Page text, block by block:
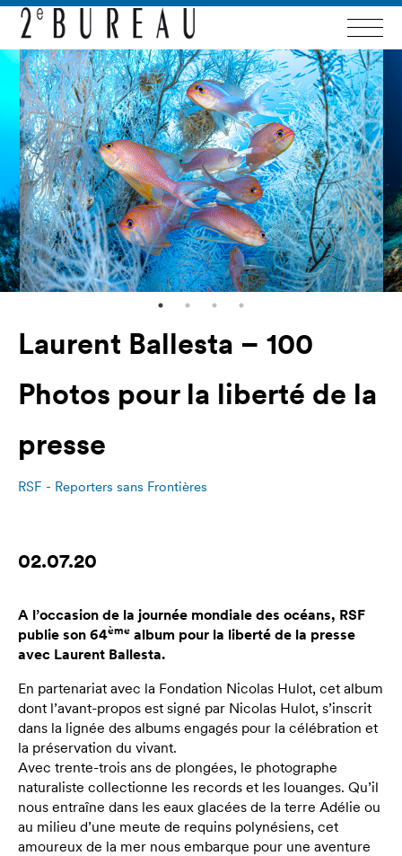
Laurent Ballesta – 100
Photos pour la liberté de la
presse
RSF - Reporters sans Frontières
02.07.20
A l’occasion de la journée mondiale des océans, RSF
publie son 64ème album pour la liberté de la presse
avec Laurent Ballesta.
En partenariat avec la Fondation Nicolas Hulot, cet album
dont l’avant-propos est signé par Nicolas Hulot, s’inscrit
dans la lignée des albums engagés pour la célébration et
la préservation du vivant.
Avec trente-trois ans de plongées, le photographe
naturaliste collectionne les records et les louanges. Qu’il
nous entraîne dans les eaux glacées de la terre Adélie ou
au milieu d’une meute de requins polynésiens, cet
amoureux de la mer nous embarque pour une aventure